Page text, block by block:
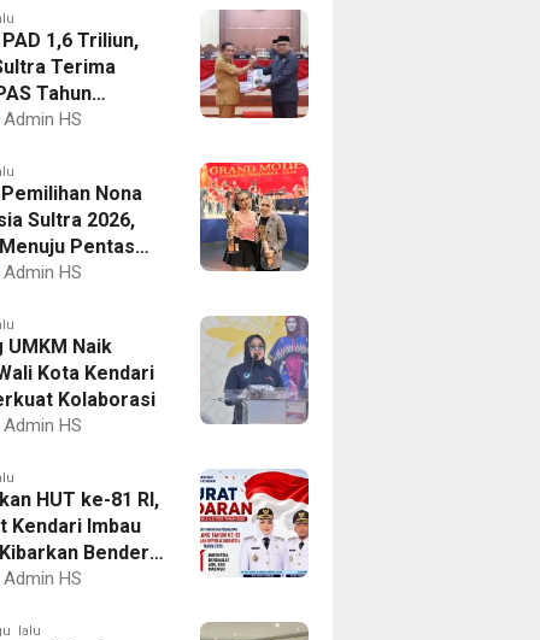
1,6 Triliun,
Terima
Tahun
2027
Admin HS
Nona
Sultra 2026,
Pentas
Admin HS
UMKM Naik
Kota Kendari
Kolaborasi
Admin HS
HUT ke-81 RI,
Kendari Imbau
Bendera
dan Gelar
Admin HS
lalu